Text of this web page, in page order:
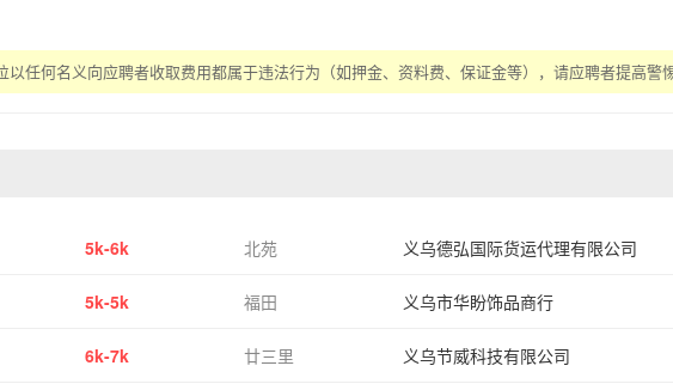
以任何名义向应聘者收取费用都属于违法行为（如押金、资料费、保证金等），请应聘者提高警
5k-6k 北苑 义乌德弘国际货运代理有限公司
5k-5k 福田 义乌市华盼饰品商行
6k-7k 廿三里 义乌节威科技有限公司